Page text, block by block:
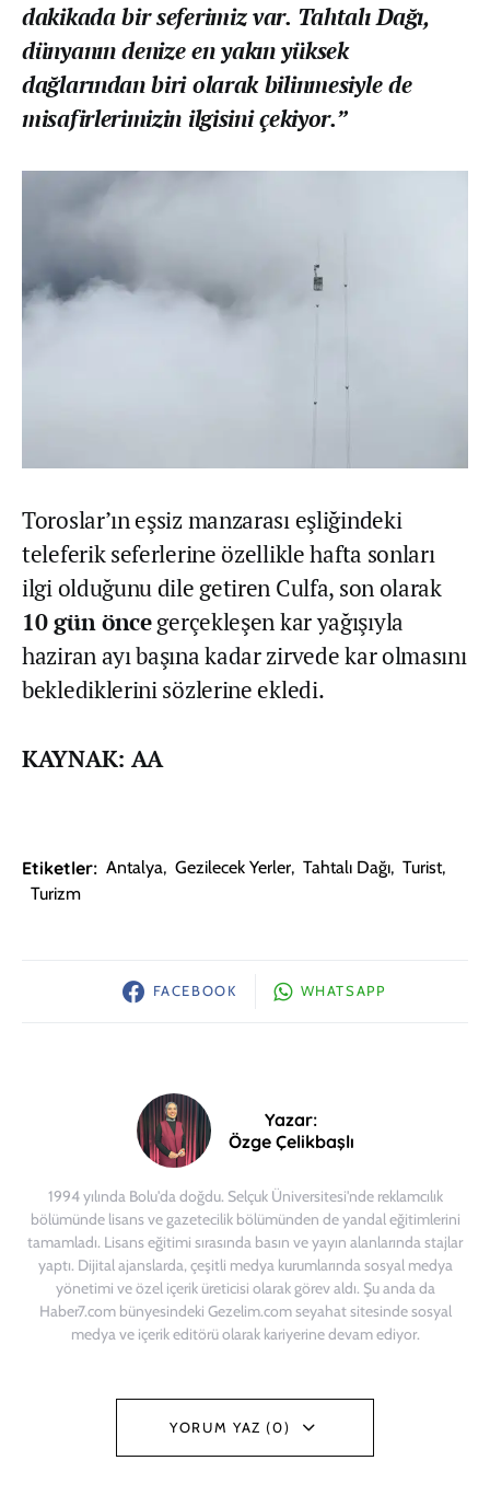
dakikada bir seferimiz var. Tahtalı Dağı,
dünyanın denize en yakın yüksek
dağlarından biri olarak bilinmesiyle de
misafirlerimizin ilgisini çekiyor.”
Toroslar’ın eşsiz manzarası eşliğindeki
teleferik seferlerine özellikle hafta sonları
ilgi olduğunu dile getiren Culfa, son olarak
10 gün öncegerçekleşen kar yağışıyla
haziran ayı başına kadar zirvede kar olmasını
beklediklerini sözlerine ekledi.
KAYNAK: AA
Etiketler: Antalya, Gezilecek Yerler, Tahtalı Dağı, Turist,
Turizm
FACEBOOK WHATSAPP
Yazar:
Özge Çelikbaşlı
1994 yılında Bolu'da doğdu. Selçuk Üniversitesi'nde reklamcılık
bölümünde lisans ve gazetecilik bölümünden de yandal eğitimlerini
tamamladı. Lisans eğitimi sırasında basın ve yayın alanlarında stajlar
yaptı. Dijital ajanslarda, çeşitli medya kurumlarında sosyal medya
yönetimi ve özel içerik üreticisi olarak görev aldı. Şu anda da
Haber7.com bünyesindeki Gezelim.com seyahat sitesinde sosyal
medya ve içerik editörü olarak kariyerine devam ediyor.
YORUM YAZ (0)